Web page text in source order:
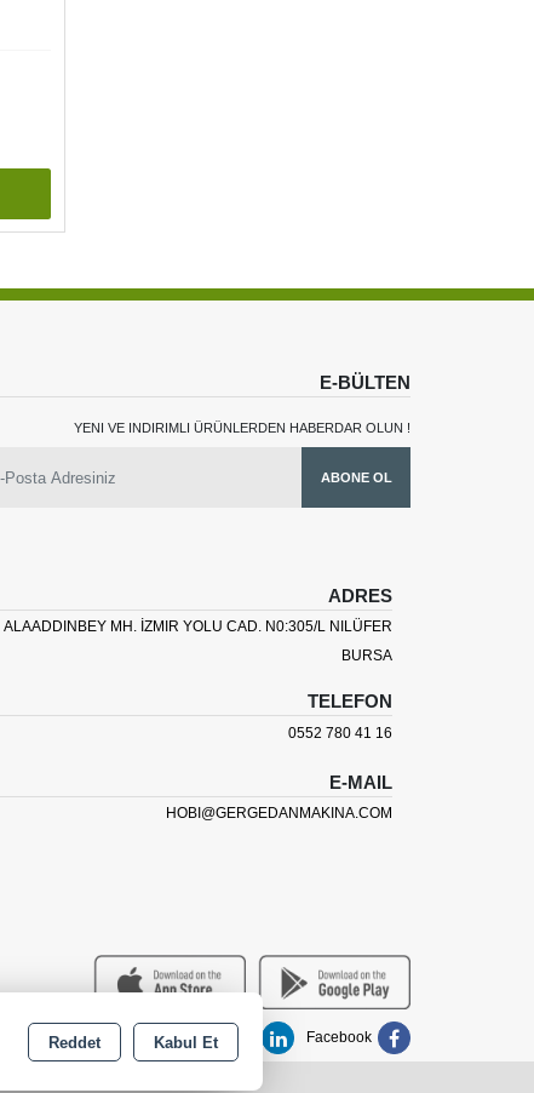
E-BÜLTEN
YENI VE INDIRIMLI ÜRÜNLERDEN HABERDAR OLUN !
ABONE OL
ADRES
ALAADDINBEY MH. İZMIR YOLU CAD. N0:305/L NILÜFER
BURSA
TELEFON
0552 780 41 16
E-MAIL
HOBI@GERGEDANMAKINA.COM
Facebook
Linkedin
Instagram
Reddet Kabul Et